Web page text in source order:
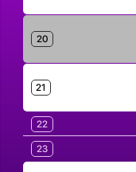
20
21
22
23